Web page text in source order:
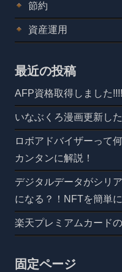
節約
資産運用
最近の投稿
AFP資格取得しました
いなぶくろ漫画更新した
ロボアドバイザーって
カンタンに解説！
デジタルデータがシリ
になる？！NFTを簡単に
楽天プレミアムカード
固定ページ